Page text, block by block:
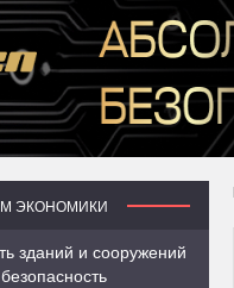
ЭКОНОМИКИ
зданий и сооружений